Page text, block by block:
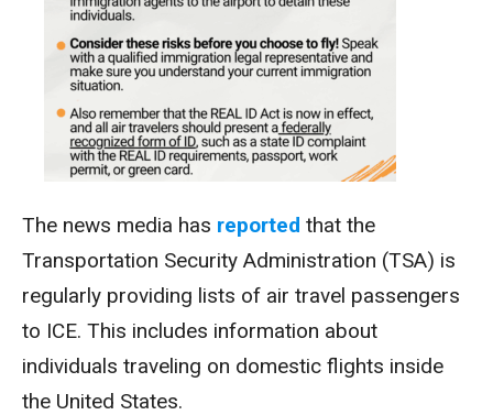
The news media has reported that the
Transportation Security Administration (TSA) is
regularly providing lists of air travel passengers
to ICE. This includes information about
individuals traveling on domestic flights inside
the United States.